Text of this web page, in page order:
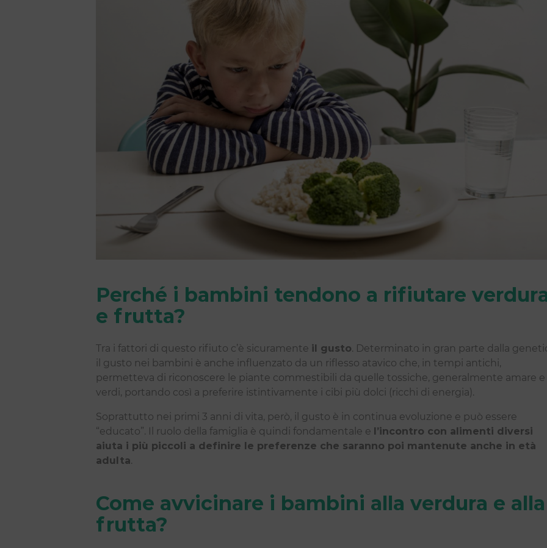
Perché i bambini tendono a rifiutare
e frutta?
Tra i fattori di questo rifiuto c’è sicuramente il gusto. Determinato in gran parte dalla
il gusto nei bambini è anche influenzato da un riflesso atavico che, in tempi antichi,
permetteva di riconoscere le piante commestibili da quelle tossiche, generalmente amare e
verdi, portando così a preferire istintivamente i cibi più dolci (ricchi di energia).
Soprattutto nei primi 3 anni di vita, però, il gusto è in continua evoluzione e può essere
“educato”. Il ruolo della famiglia è quindi fondamentale e l’incontro con alimenti diversi
aiuta i più piccoli a definire le preferenze che saranno poi mantenute anche in età
adulta.
Come avvicinare i bambini alla verdura e alla
frutta?